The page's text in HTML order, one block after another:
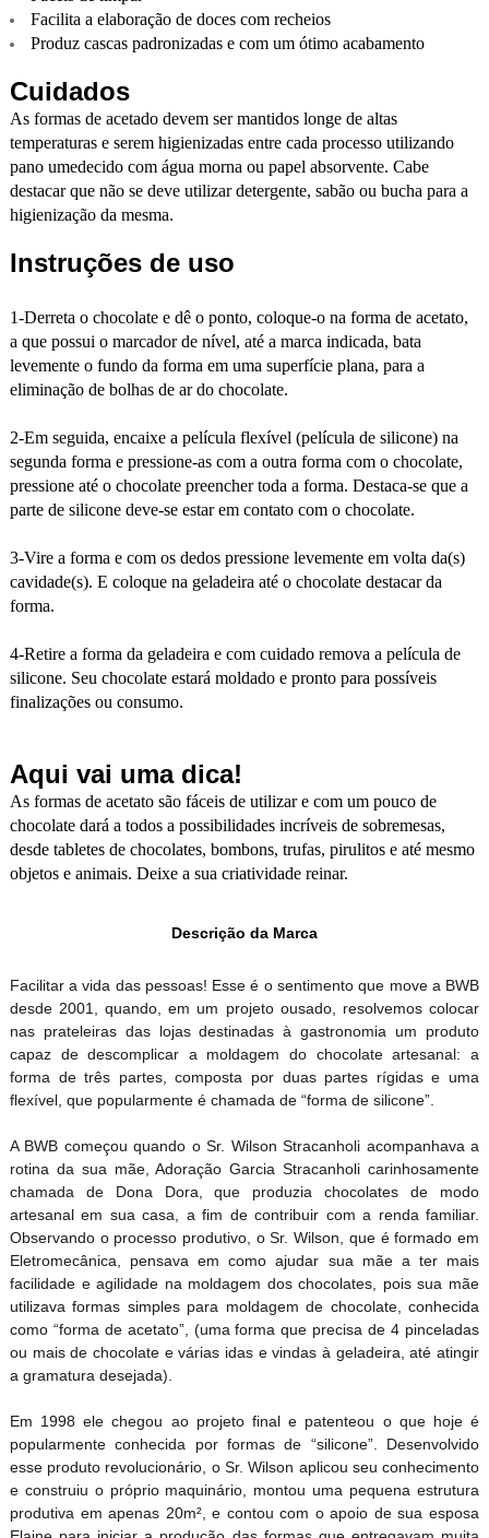
Facilita a elaboração de doces com recheios
Produz cascas padronizadas e com um ótimo acabamento
Cuidados
As formas de acetado devem ser mantidos longe de altas
temperaturas e serem higienizadas entre cada processo utilizando
pano umedecido com água morna ou papel absorvente. Cabe
destacar que não se deve utilizar detergente, sabão ou bucha para a
higienização da mesma.
Instruções de uso
1-Derreta o chocolate e dê o ponto, coloque-o na forma de acetato,
a que possui o marcador de nível, até a marca indicada, bata
levemente o fundo da forma em uma superfície plana, para a
eliminação de bolhas de ar do chocolate.
2-Em seguida, encaixe a película flexível (película de silicone) na
segunda forma e pressione-as com a outra forma com o chocolate,
pressione até o chocolate preencher toda a forma. Destaca-se que a
parte de silicone deve-se estar em contato com o chocolate.
3-Vire a forma e com os dedos pressione levemente em volta da(s)
cavidade(s). E coloque na geladeira até o chocolate destacar da
forma.
4-Retire a forma da geladeira e com cuidado remova a película de
silicone. Seu chocolate estará moldado e pronto para possíveis
finalizações ou consumo.
Aqui vai uma dica!
As formas de acetato são fáceis de utilizar e com um pouco de
chocolate dará a todos a possibilidades incríveis de sobremesas,
desde tabletes de chocolates, bombons, trufas, pirulitos e até mesmo
objetos e animais. Deixe a sua criatividade reinar.
Descrição da Marca
Facilitar a vida das pessoas! Esse é o sentimento que move a BWB
desde 2001, quando, em um projeto ousado, resolvemos colocar
nas prateleiras das lojas destinadas à gastronomia um produto
capaz de descomplicar a moldagem do chocolate artesanal: a
forma de três partes, composta por duas partes rígidas e uma
flexível, que popularmente é chamada de “forma de silicone”.
A BWB começou quando o Sr. Wilson Stracanholi acompanhava a
rotina da sua mãe, Adoração Garcia Stracanholi carinhosamente
chamada de Dona Dora, que produzia chocolates de modo
artesanal em sua casa, a fim de contribuir com a renda familiar.
Observando o processo produtivo, o Sr. Wilson, que é formado em
Eletromecânica, pensava em como ajudar sua mãe a ter mais
facilidade e agilidade na moldagem dos chocolates, pois sua mãe
utilizava formas simples para moldagem de chocolate, conhecida
como “forma de acetato”, (uma forma que precisa de 4 pinceladas
ou mais de chocolate e várias idas e vindas à geladeira, até atingir
a gramatura desejada).
Em 1998 ele chegou ao projeto final e patenteou o que hoje é
popularmente conhecida por formas de “silicone”. Desenvolvido
esse produto revolucionário, o Sr. Wilson aplicou seu conhecimento
e construiu o próprio maquinário, montou uma pequena estrutura
produtiva em apenas 20m², e contou com o apoio de sua esposa